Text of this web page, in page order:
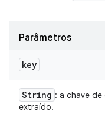
Parâmetros
key
String : a chave
extraído.